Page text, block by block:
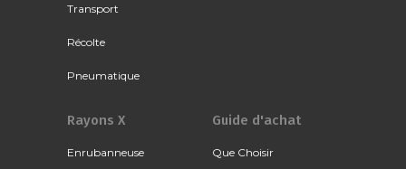
Transport
Récolte
Pneumatique
Rayons X
Enrubanneuse
Guide d'achat
Que Choisir